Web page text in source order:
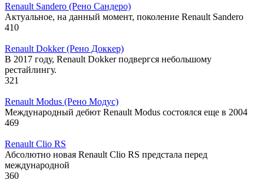
Renault Sandero (Рено Сандеро)
Актуальное, на данный момент, поколение Renault Sandero
410
Renault Dokker (Рено Доккер)
В 2017 году, Renault Dokker подвергся небольшому
рестайлингу.
321
Renault Modus (Рено Модус)
Международный дебют Renault Modus состоялся еще в 2004
469
Renault Clio RS
Абсолютно новая Renault Clio RS предстала перед
международной
360